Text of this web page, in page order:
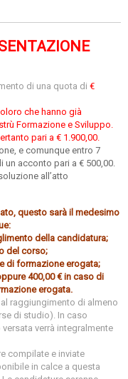
di una quota di €
che hanno già
Formazione e Sviluppo.
pari a € 1.900,00.
e comunque entro 7
acconto pari a € 500,00.
all’atto
questo sarà il medesimo
della candidatura;
del corso;
di formazione erogata;
400,00 € in caso di
erogata.
raggiungimento di almeno
di studio). In caso
verrà integralmente
compilate e inviate
in calce a questa